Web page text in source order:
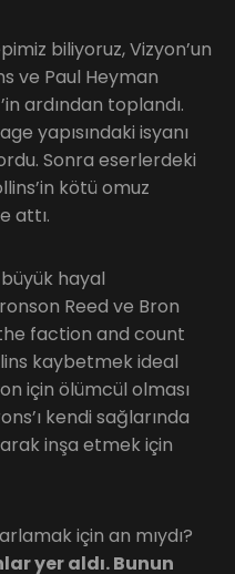
biliyoruz, Vizyon’un
ve Paul Heyman
ardından toplandı.
yapısındaki isyanı
Sonra eserlerdeki
kötü omuz
attı.
hayal
Reed ve Bron
faction and count
kaybetmek ideal
için ölümcül olması
kendi sağlarında
inşa etmek için
için an mıydı?
yer aldı. Bunun